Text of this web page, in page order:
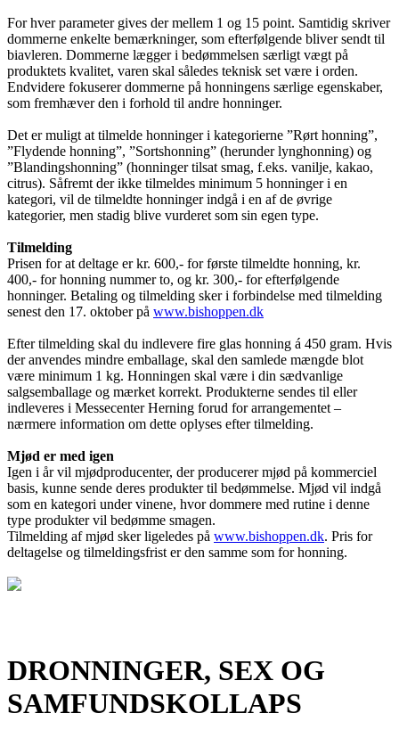
For hver parameter gives der mellem 1 og 15 point. Samtidig skriver
dommerne enkelte bemærkninger, som efterfølgende bliver sendt til
biavleren. Dommerne lægger i bedømmelsen særligt vægt på
produktets kvalitet, varen skal således teknisk set være i orden.
Endvidere fokuserer dommerne på honningens særlige egenskaber,
som fremhæver den i forhold til andre honninger.
Det er muligt at tilmelde honninger i kategorierne ”Rørt honning”,
”Flydende honning”, ”Sortshonning” (herunder lynghonning) og
”Blandingshonning” (honninger tilsat smag, f.eks. vanilje, kakao,
citrus). Såfremt der ikke tilmeldes minimum 5 honninger i en
kategori, vil de tilmeldte honninger indgå i en af de øvrige
kategorier, men stadig blive vurderet som sin egen type.
Tilmelding
Prisen for at deltage er kr. 600,- for første tilmeldte honning, kr.
400,- for honning nummer to, og kr. 300,- for efterfølgende
honninger. Betaling og tilmelding sker i forbindelse med tilmelding
senest den 17. oktober på www.bishoppen.dk
Efter tilmelding skal du indlevere fire glas honning á 450 gram. Hvis
der anvendes mindre emballage, skal den samlede mængde blot
være minimum 1 kg. Honningen skal være i din sædvanlige
salgsemballage og mærket korrekt. Produkterne sendes til eller
indleveres i Messecenter Herning forud for arrangementet –
nærmere information om dette oplyses efter tilmelding.
Mjød er med igen
Igen i år vil mjødproducenter, der producerer mjød på kommerciel
basis, kunne sende deres produkter til bedømmelse. Mjød vil indgå
som en kategori under vinene, hvor dommere med rutine i denne
type produkter vil bedømme smagen.
Tilmelding af mjød sker ligeledes på www.bishoppen.dk. Pris for
deltagelse og tilmeldingsfrist er den samme som for honning.
DRONNINGER, SEX OG
SAMFUNDSKOLLAPS